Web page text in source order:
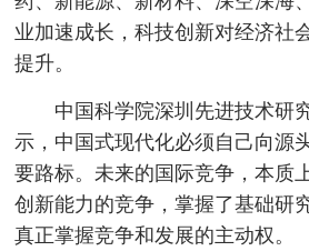
业加速成长，科技创新对经济社
提升。
中国科学院深圳先进技术研
示，中国式现代化必须自己向源
要路标。未来的国际竞争，本质
创新能力的竞争，掌握了基础研
真正掌握竞争和发展的主动权。